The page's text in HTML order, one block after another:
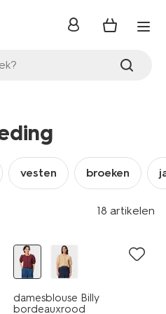
inloggen
vesten broeken
18 artikelen
damesblouse Billy
bordeauxrood